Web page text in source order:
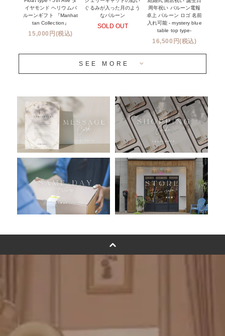
前撮り写真バルーン特集
姉妹店＆関連ショップについて
安心のチャビーバルーン
おすすめ商品
バルーン自動販売機
浮くバルーンオーダーメイド - coming soonn -
卓上バルーンオーダーメイド
ムーンリットバルーンについて
その他オーダーメイド
バルーンフラワーブーケについて
プリントフォント詳細＆使用例
お知らせ
イヤモンド ヘリウムバ
ルーンギフト 『Manhat
tan Collection』
15,000円(税込)
ぐるみが入った月のよう
なバルーン
SOLD OUT
周年祝い バルーン電報
卓上 バルーン ロゴ 名前
入れ可能 - mystery blue
table top type-
16,500円(税込)
SEE MORE